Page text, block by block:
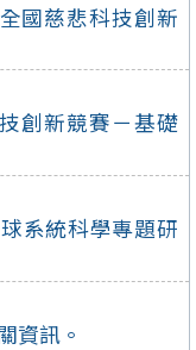
國慈悲科技創新
創新競賽－基礎
系統科學專題研
資訊。